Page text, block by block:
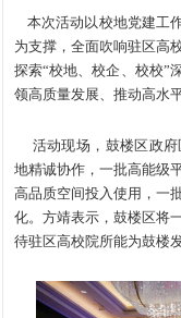
本次活动以校地党建工
为支撑，全面吹响驻区高
探索“校地、校企、校校”
领高质量发展、推动高水
活动现场，鼓楼区政府
地精诚协作，一批高能级
高品质空间投入使用，一
化。方靖表示，鼓楼区将
待驻区高校院所能为鼓楼